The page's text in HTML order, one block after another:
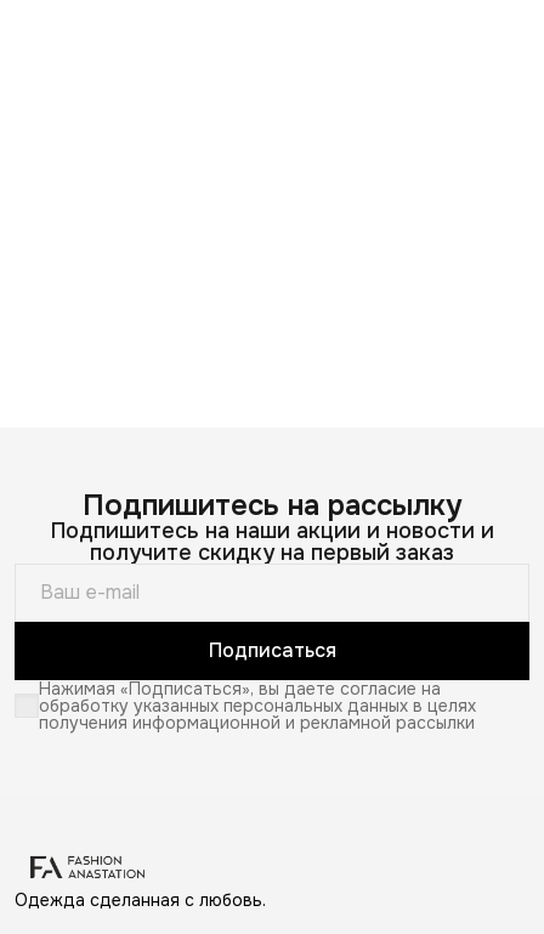
Подпишитесь на рассылку
Подпишитесь на наши акции и новости и
получите скидку на первый заказ
Подписаться
Нажимая «Подписаться», вы даете согласие на
обработку указанных персональных данных в целях
получения информационной и рекламной рассылки
Одежда сделанная с любовь.